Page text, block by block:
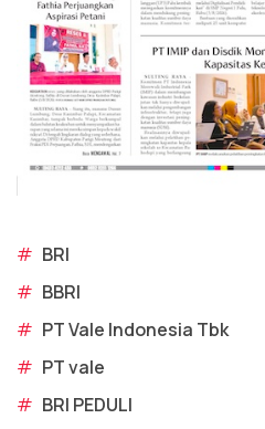
# BRI
# BBRI
# PT Vale Indonesia Tbk
# PT vale
# BRI PEDULI